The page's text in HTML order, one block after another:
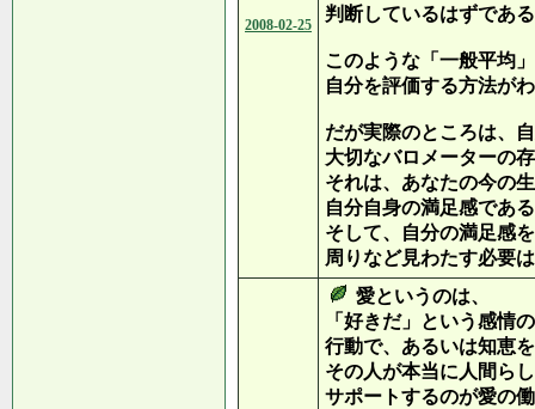
2008-02-25
判断しているはずであ
このような「一般平均
自分を評価する方法が
だが実際のところは、
大切なバロメーターの
それは、あなたの今の
自分自身の満足感であ
そして、自分の満足感
周りなど見わたす必要
愛というのは、
「好きだ」という感情
行動で、あるいは知恵
その人が本当に人間ら
サポートするのが愛の